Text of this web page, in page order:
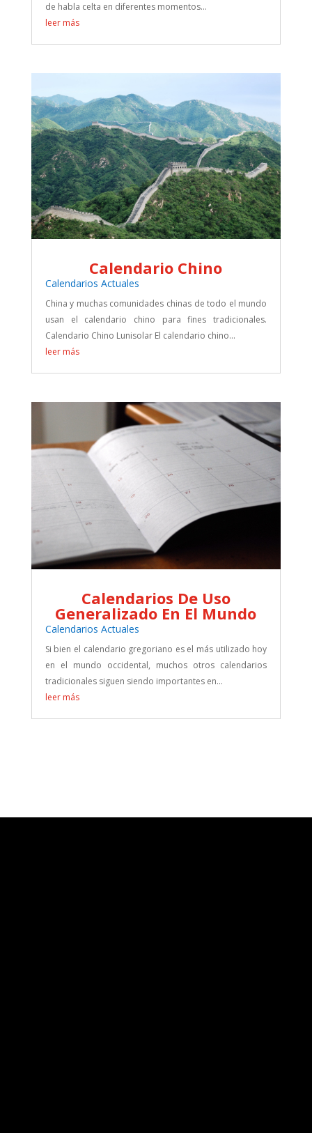
de habla celta en diferentes momentos...
leer más
Calendario Chino
Calendarios Actuales
China y muchas comunidades chinas de todo el mundo
usan el calendario chino para fines tradicionales.
Calendario Chino Lunisolar El calendario chino...
leer más
Calendarios De Uso
Generalizado En El Mundo
Calendarios Actuales
Si bien el calendario gregoriano es el más utilizado hoy
en el mundo occidental, muchos otros calendarios
tradicionales siguen siendo importantes en...
leer más